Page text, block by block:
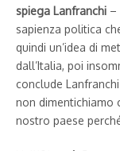
spiega Lanfranchi –
sapienza politica
quindi un’idea di
dall’Italia, poi
conclude
non dimentichiamo
nostro paese